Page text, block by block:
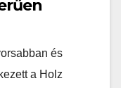
és
a Holz